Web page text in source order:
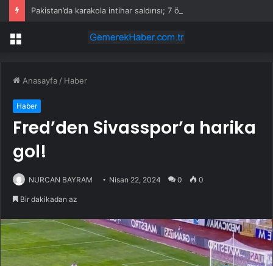
Pakistan’da karakola intihar saldırısı; 7 ölü, 15 yaralı
Menü
Anasayfa / Haber
Haber
Fred’den Sivasspor’a harika
gol!
NURCAN BAYRAM Nisan 22, 2024 0 0
Bir dakikadan az